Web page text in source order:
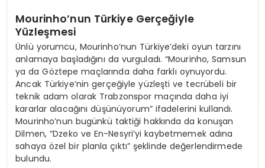
Mourinho’nun Türkiye Gerçeğiyle
Yüzleşmesi
Ünlü yorumcu, Mourinho’nun Türkiye’deki oyun tarzını
anlamaya başladığını da vurguladı. “Mourinho, Samsun
ya da Göztepe maçlarında daha farklı oynuyordu.
Ancak Türkiye’nin gerçeğiyle yüzleşti ve tecrübeli bir
teknik adam olarak Trabzonspor maçında daha iyi
kararlar alacağını düşünüyorum” ifadelerini kullandı.
Mourinho’nun bugünkü taktiği hakkında da konuşan
Dilmen, “Dzeko ve En-Nesyri’yi kaybetmemek adına
sahaya özel bir planla çıktı” şeklinde değerlendirmede
bulundu.